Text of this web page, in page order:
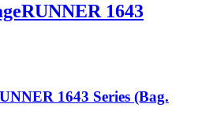
1643
1643 Series (Bag.